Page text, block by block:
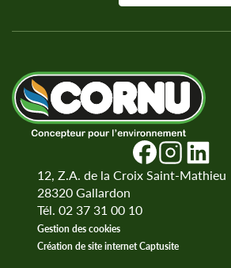
12, Z.A. de la Croix Saint-Mathieu
28320Gallardon
Tél. 02 37 31 00 10
Gestion des cookies
Création de site internet Captusite